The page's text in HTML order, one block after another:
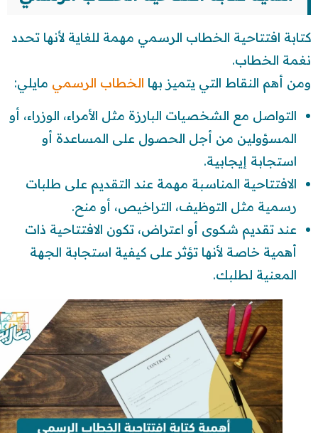
كتابة افتتاحية الخطاب الرسمي مهمة للغاية لأنها تحدد
نغمة الخطاب.
ومن أهم النقاط التي يتميز بها الخطاب الرسمي مايلي:
التواصل مع الشخصيات البارزة مثل الأمراء، الوزراء، أو
المسؤولين من أجل الحصول على المساعدة أو
استجابة إيجابية.
الافتتاحية المناسبة مهمة عند التقديم على طلبات
رسمية مثل التوظيف، التراخيص، أو منح.
عند تقديم شكوى أو اعتراض، تكون الافتتاحية ذات
أهمية خاصة لأنها تؤثر على كيفية استجابة الجهة
المعنية لطلبك.